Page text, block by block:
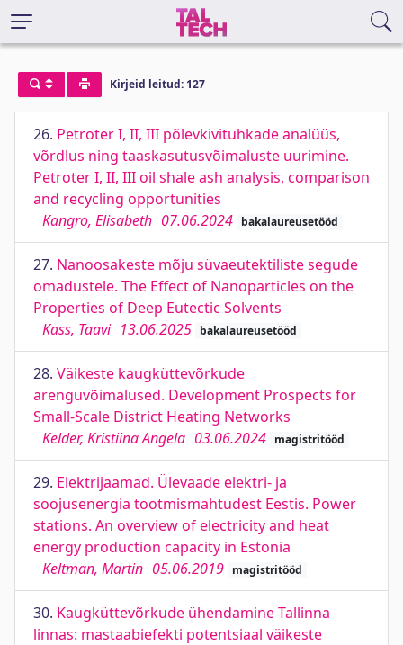
Kirjeid leitud: 127
26. Petroter I, II, III põlevkivituhkade analüüs,
võrdlus ning taaskasutusvõimaluste uurimine.
Petroter I, II, III oil shale ash analysis, comparison
and recycling opportunities
Kangro, Elisabeth 07.06.2024 bakalaureusetööd
27. Nanoosakeste mõju süvaeutektiliste segude
omadustele. The Effect of Nanoparticles on the
Properties of Deep Eutectic Solvents
Kass, Taavi 13.06.2025 bakalaureusetööd
28. Väikeste kaugküttevõrkude
arenguvõimalused. Development Prospects for
Small-Scale District Heating Networks
Kelder, Kristiina Angela 03.06.2024 magistritööd
29. Elektrijaamad. Ülevaade elektri- ja
soojusenergia tootmismahtudest Eestis. Power
stations. An overview of electricity and heat
energy production capacity in Estonia
Keltman, Martin 05.06.2019 magistritööd
30. Kaugküttevõrkude ühendamine Tallinna
linnas: mastaabiefekti potentsiaal väikeste